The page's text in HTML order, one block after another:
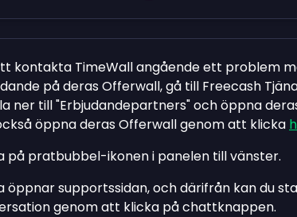
kontakta TimeWall angående ett problem
på deras Offerwall, gå till Freecash
ner till "Erbjudandepartners" och öppna
öppna deras Offerwall genom att klicka
på pratbubbel-ikonen i panelen till vänster.
öppnar supportssidan, och därifrån kan du
genom att klicka på chattknappen.